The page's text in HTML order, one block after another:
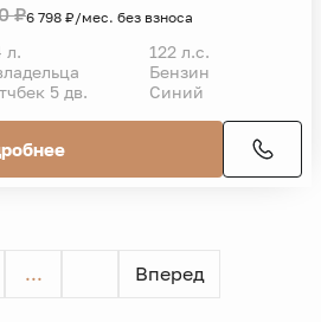
₽6 798 ₽/мес. без взноса
л.
122 л.с.
Бензин
5 дв. Синий
... Вперед